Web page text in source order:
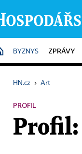
HOME
BYZNYS ZPRÁVY
HN.cz › Art
PROFIL
Profil: